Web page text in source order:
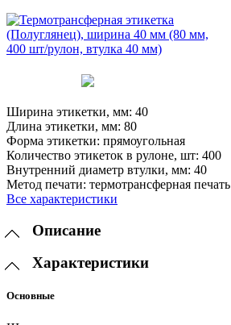
Ширина этикетки, мм: 40
Длина этикетки, мм: 80
Форма этикетки: прямоугольная
Количество этикеток в рулоне, шт: 400
Внутренний диаметр втулки, мм: 40
Метод печати: термотрансферная печать
Все характеристики
Описание
Характеристики
Основные